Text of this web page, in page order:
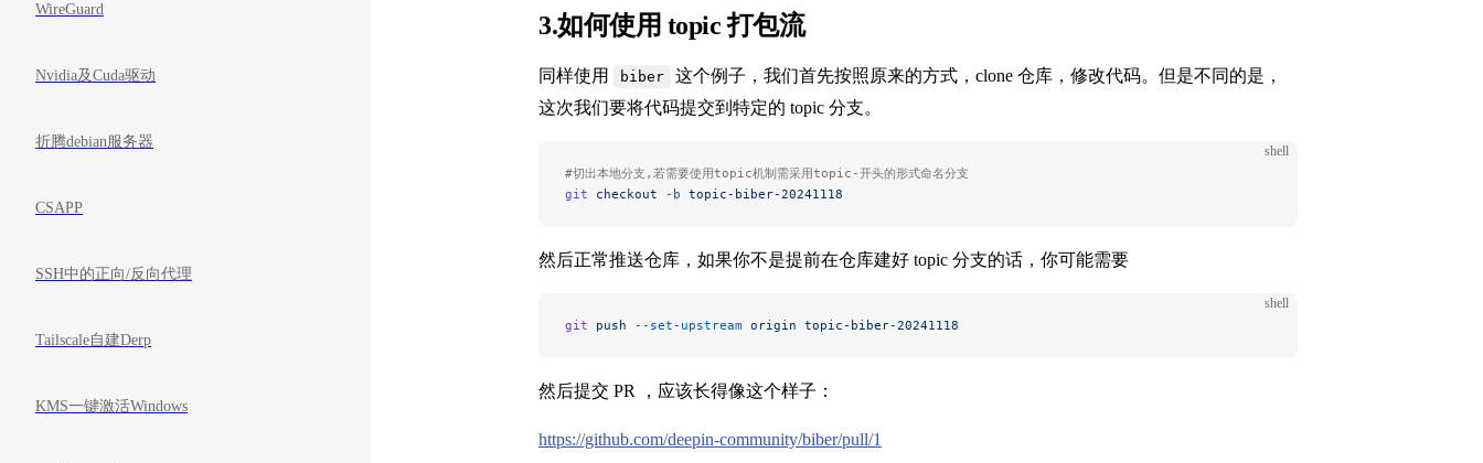
WireGuard
Nvidia及Cuda驱动
折腾debian服务器
CSAPP
SSH中的正向/反向代理
Tailscale自建Derp
KMS一键激活Windows
3.如何使用 topic 打包流
同样使用 biber
这个例子，我们首先按照原来的方式，clone 仓库，修改代码。但是不同的是，
这次我们要将代码提交到特定的 topic 分支。
shell
#切出本地分支,若需要使用topic机制需采用topic-开头的形式命名分支
git checkout -b topic-biber-20241118
然后正常推送仓库，如果你不是提前在仓库建好 topic 分支的话，你可能需要
shell
git push --set-upstream origin topic-biber-20241118
然后提交 PR ，应该长得像这个样子：
https://github.com/deepin-community/biber/pull/1